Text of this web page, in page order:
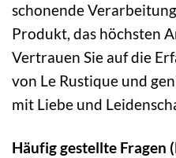
schonende
Produkt, das höchsten
Vertrauen Sie auf die
von Le Rustique und
mit Liebe und
Häufig gestellte Fragen